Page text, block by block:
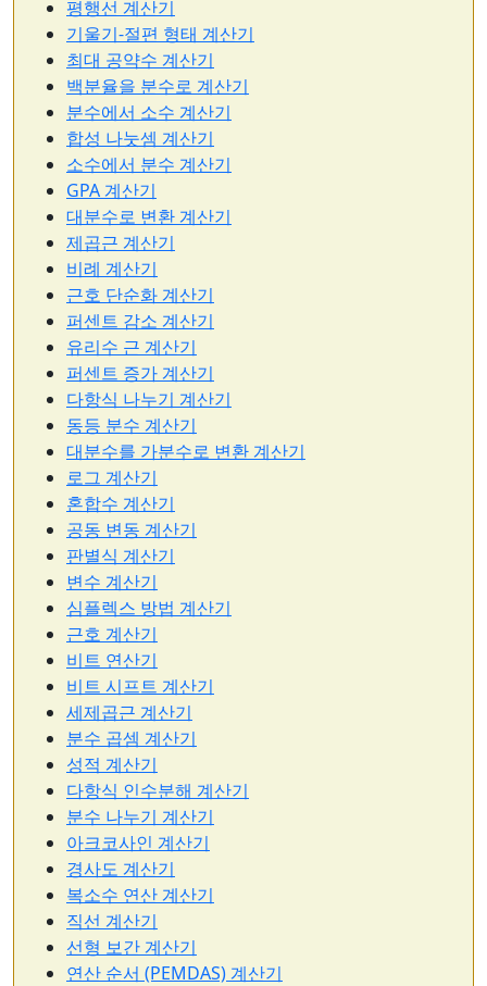
평행선 계산기
기울기-절편 형태 계산기
최대 공약수 계산기
백분율을 분수로 계산기
분수에서 소수 계산기
합성 나눗셈 계산기
소수에서 분수 계산기
GPA 계산기
대분수로 변환 계산기
제곱근 계산기
비례 계산기
근호 단순화 계산기
퍼센트 감소 계산기
유리수 근 계산기
퍼센트 증가 계산기
다항식 나누기 계산기
동등 분수 계산기
대분수를 가분수로 변환 계산기
로그 계산기
혼합수 계산기
공동 변동 계산기
판별식 계산기
변수 계산기
심플렉스 방법 계산기
근호 계산기
비트 연산기
비트 시프트 계산기
세제곱근 계산기
분수 곱셈 계산기
성적 계산기
다항식 인수분해 계산기
분수 나누기 계산기
아크코사인 계산기
경사도 계산기
복소수 연산 계산기
직선 계산기
선형 보간 계산기
연산 순서 (PEMDAS) 계산기